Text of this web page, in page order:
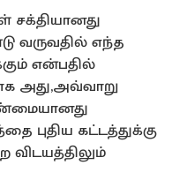
சக்தியானது
எந்த
என்பதில்
அது,அவ்வாறு
கட்டத்துக்கு
விடயத்திலும்